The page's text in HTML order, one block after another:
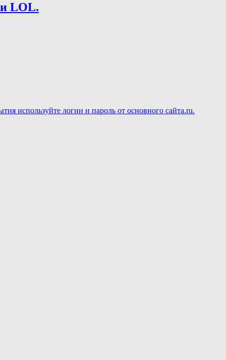
LOL.
используйте логин и пароль от основного сайта.ru.